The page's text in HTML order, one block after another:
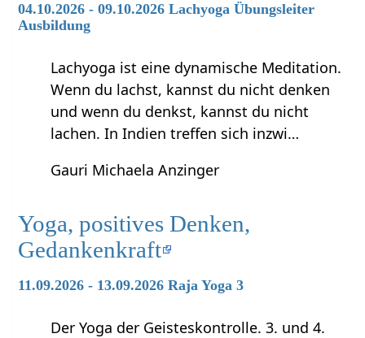
04.10.2026 - 09.10.2026 Lachyoga Übungsleiter
Ausbildung
Lachyoga ist eine dynamische Meditation.
Wenn du lachst, kannst du nicht denken
und wenn du denkst, kannst du nicht
lachen. In Indien treffen sich inzwi…
Gauri Michaela Anzinger
Yoga, positives Denken,
Gedankenkraft
11.09.2026 - 13.09.2026 Raja Yoga 3
Der Yoga der Geisteskontrolle. 3. und 4.